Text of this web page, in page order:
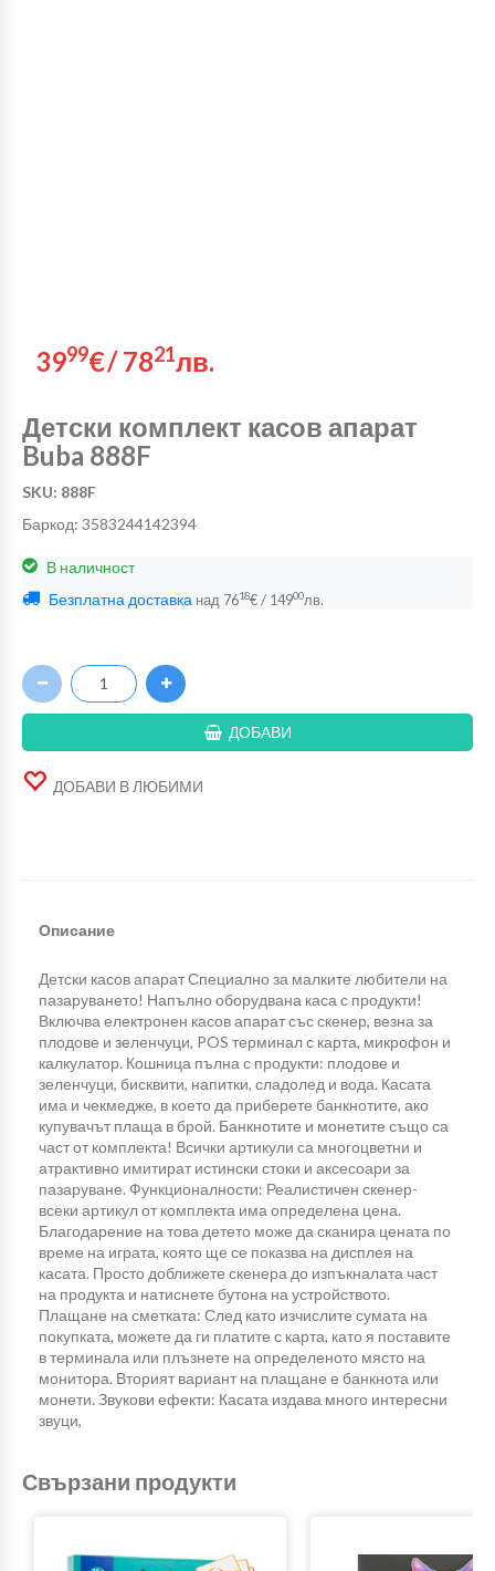
3999€/7821лв.
Детски комплект касов апарат
Buba 888F
SKU: 888F
Баркод: 3583244142394
В наличност
Безплатна доставка над 7618€ / 14900лв.
ДОБАВИ
ДОБАВИ В ЛЮБИМИ
Описание
Детски касов апарат Специално за малките любители на
пазаруването! Напълно оборудвана каса с продукти!
Включва електронен касов апарат със скенер, везна за
плодове и зеленчуци, POS терминал с карта, микрофон и
калкулатор. Кошница пълна с продукти: плодове и
зеленчуци, бисквити, напитки, сладолед и вода. Касата
има и чекмедже, в което да приберете банкнотите, ако
купувачът плаща в брой. Банкнотите и монетите също са
част от комплекта! Всички артикули са многоцветни и
атрактивно имитират истински стоки и аксесоари за
пазаруване. Функционалности: Реалистичен скенер-
всеки артикул от комплекта има определена цена.
Благодарение на това детето може да сканира цената по
време на играта, която ще се показва на дисплея на
касата. Просто доближете скенера до изпъкналата част
на продукта и натиснете бутона на устройството.
Плащане на сметката: След като изчислите сумата на
покупката, можете да ги платите с карта, като я поставите
в терминала или плъзнете на определеното място на
монитора. Вторият вариант на плащане е банкнота или
монети. Звукови ефекти: Касата издава много интересни
звуци,
Свързани продукти